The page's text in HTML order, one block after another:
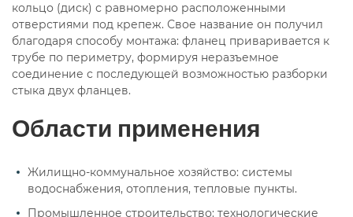
Приварные ДУ50 Приварные ДУ65
Приварные ДУ80 Ру10 Ру16 Ру25
Ру6
кольцо (диск) с равномерно расположенными
отверстиями под крепеж. Свое название он получил
благодаря способу монтажа: фланец приваривается к
трубе по периметру, формируя неразъемное
соединение с последующей возможностью разборки
стыка двух фланцев.
Области применения
Жилищно-коммунальное хозяйство: системы
водоснабжения, отопления, тепловые пункты.
Промышленное строительство: технологические